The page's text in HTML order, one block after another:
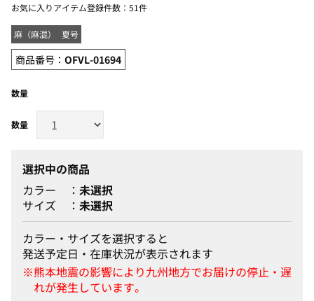
お気に入りアイテム登録件数： 51件
麻（麻混） 夏号
商品番号： OFVL-01694
数量
選択中の商品
カラー
未選択
サイズ
未選択
カラー・サイズを選択すると
発送予定日・在庫状況が表示されます